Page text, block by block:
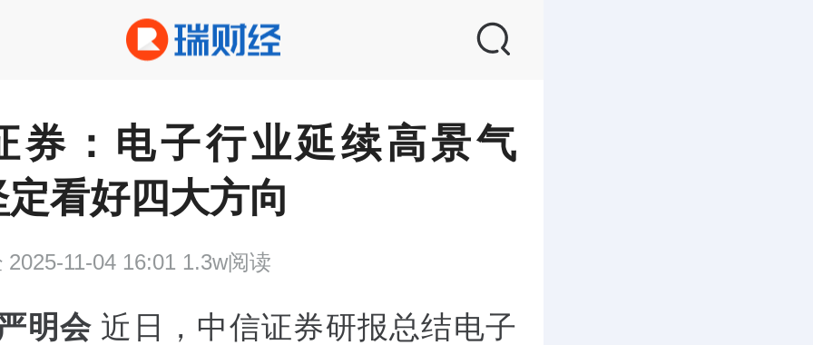
券：电子行业延续高景气
看好四大方向
2025-11-04 16:01 1.3w阅读
明会 近日，中信证券研报总结电子